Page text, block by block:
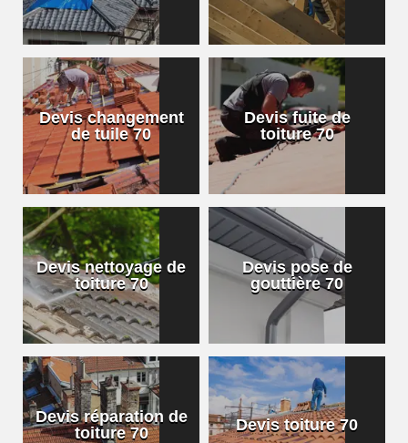
Devis changement
de tuile 70
Devis fuite de
toiture 70
Devis nettoyage de
toiture 70
Devis pose de
gouttière 70
Devis réparation de
toiture 70
Devis toiture 70